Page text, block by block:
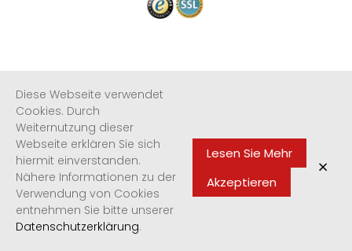
Informationen
Newsletter
Diese Webseite verwendet
Cookies. Durch
Weiternutzung dieser
Webseite erklären Sie sich
hiermit einverstanden.
Nähere Informationen zu der
Verwendung von Cookies
entnehmen Sie bitte unserer
Datenschutzerklärung.
Lesen Sie Mehr
Akzeptieren
×